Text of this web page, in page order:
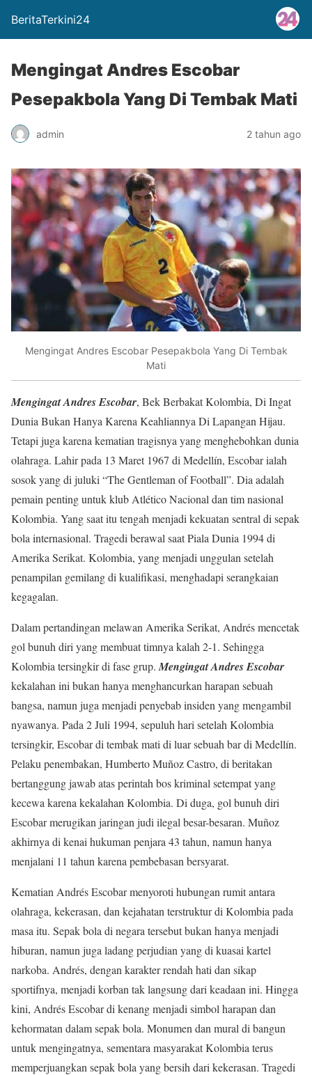
BeritaTerkini24
Mengingat Andres Escobar
Pesepakbola Yang Di Tembak Mati
admin 2 tahun ago
Mengingat Andres Escobar Pesepakbola Yang Di Tembak
Mati
Mengingat Andres Escobar, Bek Berbakat Kolombia, Di Ingat
Dunia Bukan Hanya Karena Keahliannya Di Lapangan Hijau.
Tetapi juga karena kematian tragisnya yang menghebohkan dunia
olahraga. Lahir pada 13 Maret 1967 di Medellín, Escobar ialah
sosok yang di juluki “The Gentleman of Football”. Dia adalah
pemain penting untuk klub Atlético Nacional dan tim nasional
Kolombia. Yang saat itu tengah menjadi kekuatan sentral di sepak
bola internasional. Tragedi berawal saat Piala Dunia 1994 di
Amerika Serikat. Kolombia, yang menjadi unggulan setelah
penampilan gemilang di kualifikasi, menghadapi serangkaian
kegagalan.
Dalam pertandingan melawan Amerika Serikat, Andrés mencetak
gol bunuh diri yang membuat timnya kalah 2-1. Sehingga
Kolombia tersingkir di fase grup. Mengingat Andres Escobar
kekalahan ini bukan hanya menghancurkan harapan sebuah
bangsa, namun juga menjadi penyebab insiden yang mengambil
nyawanya. Pada 2 Juli 1994, sepuluh hari setelah Kolombia
tersingkir, Escobar di tembak mati di luar sebuah bar di Medellín.
Pelaku penembakan, Humberto Muñoz Castro, di beritakan
bertanggung jawab atas perintah bos kriminal setempat yang
kecewa karena kekalahan Kolombia. Di duga, gol bunuh diri
Escobar merugikan jaringan judi ilegal besar-besaran. Muñoz
akhirnya di kenai hukuman penjara 43 tahun, namun hanya
menjalani 11 tahun karena pembebasan bersyarat.
Kematian Andrés Escobar menyoroti hubungan rumit antara
olahraga, kekerasan, dan kejahatan terstruktur di Kolombia pada
masa itu. Sepak bola di negara tersebut bukan hanya menjadi
hiburan, namun juga ladang perjudian yang di kuasai kartel
narkoba. Andrés, dengan karakter rendah hati dan sikap
sportifnya, menjadi korban tak langsung dari keadaan ini. Hingga
kini, Andrés Escobar di kenang menjadi simbol harapan dan
kehormatan dalam sepak bola. Monumen dan mural di bangun
untuk mengingatnya, sementara masyarakat Kolombia terus
memperjuangkan sepak bola yang bersih dari kekerasan. Tragedi